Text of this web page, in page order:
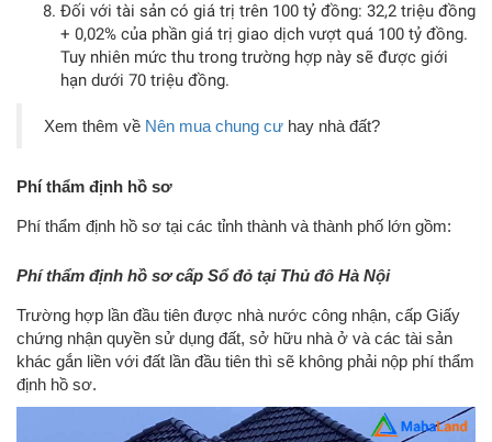
Đối với tài sản có giá trị trên 100 tỷ đồng: 32,2 triệu đồng
+ 0,02% của phần giá trị giao dịch vượt quá 100 tỷ đồng.
Tuy nhiên mức thu trong trường hợp này sẽ được giới
hạn dưới 70 triệu đồng.
Xem thêm về Nên mua chung cư hay nhà đất?
Phí thẩm định hồ sơ
Phí thẩm định hồ sơ tại các tỉnh thành và thành phố lớn gồm:
Phí thẩm định hồ sơ cấp Sổ đỏ tại Thủ đô Hà Nội
Trường hợp lần đầu tiên được nhà nước công nhận, cấp Giấy
chứng nhận quyền sử dụng đất, sở hữu nhà ở và các tài sản
khác gắn liền với đất lần đầu tiên thì sẽ không phải nộp phí thẩm
định hồ sơ.